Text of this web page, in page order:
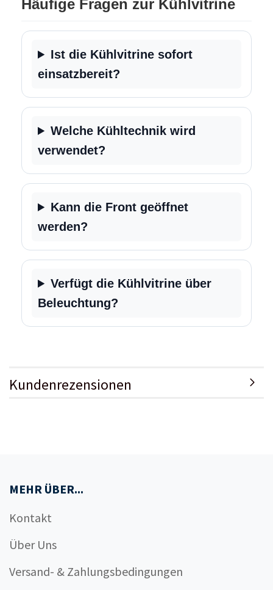
Häufige Fragen zur Kühlvitrine
Ist die Kühlvitrine sofort
einsatzbereit?
Welche Kühltechnik wird
verwendet?
Kann die Front geöffnet
werden?
Verfügt die Kühlvitrine über
Beleuchtung?
Kundenrezensionen
MEHR ÜBER...
Kontakt
Über Uns
Versand- & Zahlungsbedingungen